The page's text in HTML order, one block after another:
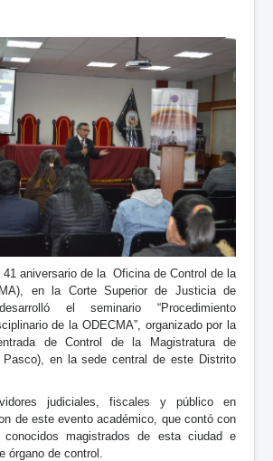
41 aniversario de la Oficina de Control de la
en la Corte Superior de Justicia de
el seminario “Procedimiento
de la ODECMA”, organizado por la
de Control de la Magistratura de
Pasco), en la sede central de este Distrito
judiciales, fiscales y público en
de este evento académico, que contó con
conocidos magistrados de esta ciudad e
órgano de control.